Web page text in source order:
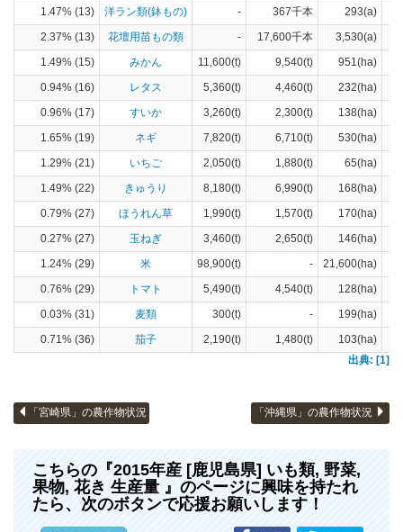
1.47% (13)
洋ラン類(鉢もの) - 367千本
293(a)
2.37% (13)
花壇用苗もの類 - 17,600千本
3,530(a)
1.49% (15)
みかん 11,600(t) 9,540(t)
951(ha)
0.94% (16)
レタス 5,360(t) 4,460(t)
232(ha)
0.96% (17)
すいか 3,260(t) 2,300(t)
138(ha)
1.65% (19)
ネギ 7,820(t) 6,710(t)
530(ha)
1.29% (21)
いちご 2,050(t) 1,880(t)
65(ha)
1.49% (22)
きゅうり 8,180(t) 6,990(t)
168(ha)
0.79% (27)
ほうれん草 1,990(t) 1,570(t)
170(ha)
0.27% (27)
玉ねぎ 3,460(t) 2,650(t)
146(ha)
1.24% (29)
米 98,900(t) -
21,600(ha)
0.76% (29)
トマト 5,490(t) 4,540(t)
128(ha)
0.03% (31)
麦類 300(t) -
199(ha)
0.71% (36)
茄子 2,190(t) 1,480(t)
103(ha)
出典: [1]
「宮崎県」の農作物状況 「沖縄県」の農作物状況
こちらの『2015年産 [鹿児島県] いも類, 野菜,
果物, 花き 生産量 』のページに興味を持たれ
たら、次のボタンで応援お願いします！